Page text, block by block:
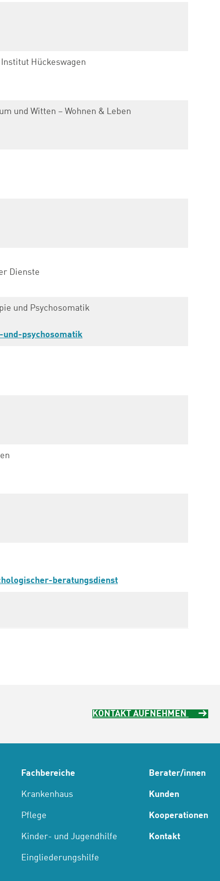
Hückeswagen
und Witten – Wohnen & Leben
Dienste
und Psychosomatik
psychosomatik
beratungsdienst
KONTAKT AUFNEHMEN
Fachbereiche
Krankenhaus
Pflege
Kinder- und Jugendhilfe
Eingliederungshilfe
Berater/innen
Kunden
Kooperationen
Kontakt